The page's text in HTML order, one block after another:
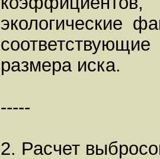
экологические
размера иска.
-----
2. Расчет